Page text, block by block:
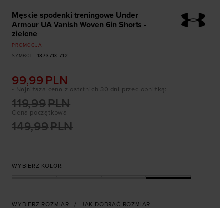
Męskie spodenki treningowe Under
Armour UA Vanish Woven 6in Shorts -
zielone
PROMOCJA
SYMBOL
1373718-712
99,99 PLN
Cena początkowa
149,99PLN
119,99PLN
- Najniższa cena z ostatnich 30 dni przed obniżką:
WYBIERZ KOLOR:
WYBIERZ ROZMIAR JAK DOBRAĆ ROZMIAR